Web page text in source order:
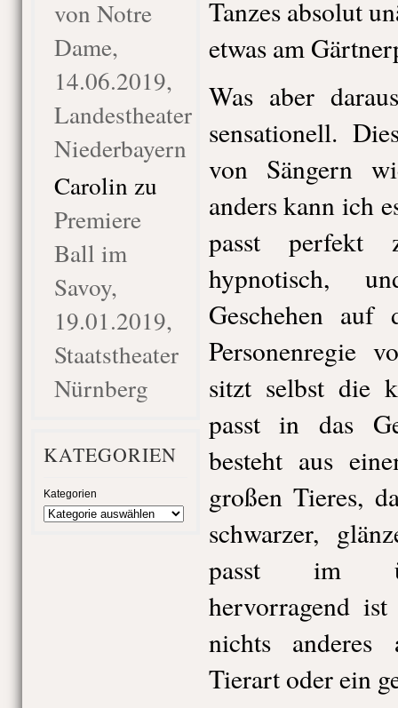
von Notre
Dame,
14.06.2019,
Landestheater
Niederbayern
Carolin zu
Premiere
Ball im
Savoy,
19.01.2019,
Staatstheater
Nürnberg
KATEGORIEN
Kategorien
Tanzes absolut
etwas am
Was aber
sensationell.
von Sängern
anders kann ich
passt
hypnotisch,
Geschehen
Personenregie
sitzt selbst die
passt in das
besteht aus
großen Tieres,
schwarzer,
passt im
hervorragend
nichts anderes
Tierart oder ein